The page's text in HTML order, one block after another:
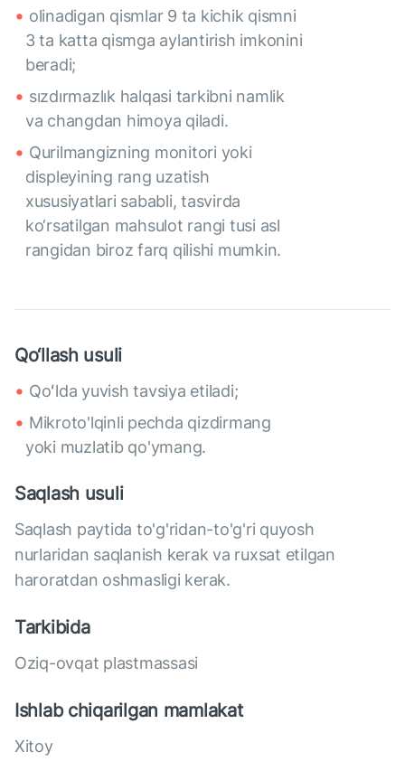
olinadigan qismlar 9 ta kichik qismni
3 ta katta qismga aylantirish imkonini
beradi;
sızdırmazlık halqasi tarkibni namlik
va changdan himoya qiladi.
Qurilmangizning monitori yoki
displeyining rang uzatish
xususiyatlari sababli, tasvirda
ko‘rsatilgan mahsulot rangi tusi asl
rangidan biroz farq qilishi mumkin.
Qo‘llash usuli
Qoʻlda yuvish tavsiya etiladi;
Mikroto'lqinli pechda qizdirmang
yoki muzlatib qo'ymang.
Saqlash usuli
Saqlash paytida to'g'ridan-to'g'ri quyosh
nurlaridan saqlanish kerak va ruxsat etilgan
haroratdan oshmasligi kerak.
Tarkibida
Oziq-ovqat plastmassasi
Ishlab chiqarilgan mamlakat
Xitoy